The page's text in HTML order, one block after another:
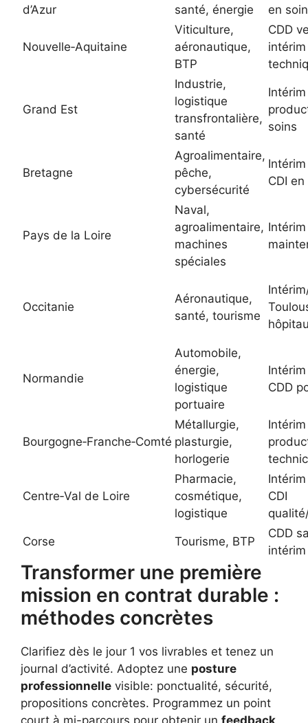
d’Azur
santé, énergie
en
Nouvelle‑Aquitaine
Viticulture,
aéronautique,
BTP
CDD
intérim
Grand Est
Industrie,
logistique
transfrontalière,
santé
soins
Bretagne
Agroalimentaire,
pêche,
cybersécurité
CDI en
Pays de la Loire
Naval,
agroalimentaire,
machines
spéciales
Occitanie
Aéronautique,
santé, tourisme
Normandie
Automobile,
énergie,
logistique
portuaire
CDD
Bourgogne‑Franche‑Comté
Métallurgie,
plasturgie,
horlogerie
Centre‑Val de Loire
Pharmacie,
cosmétique,
logistique
CDI
Corse Tourisme, BTP
CDD
Transformer une première
mission en contrat durable :
méthodes concrètes
Clarifiez dès le jour 1 vos livrables et tenez un
journal d’activité. Adoptez une posture
professionnelle visible: ponctualité, sécurité,
propositions concrètes. Programmez un point
court à mi-parcours pour obtenir un feedback